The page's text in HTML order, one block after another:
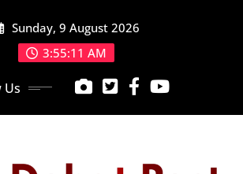
Sunday, 9 August 2026
3:55:12 AM
Us